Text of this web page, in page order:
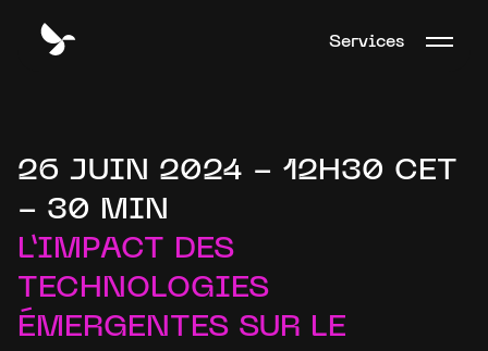
Services
26 JUIN 2024 - 12H30 CET
- 30 MIN
L’IMPACT DES
TECHNOLOGIES
ÉMERGENTES SUR LE